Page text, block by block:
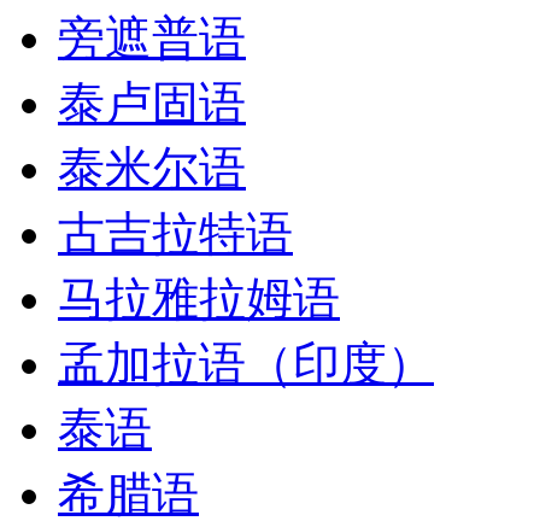
旁遮普语
泰卢固语
泰米尔语
古吉拉特语
马拉雅拉姆语
孟加拉语（印度）
泰语
希腊语